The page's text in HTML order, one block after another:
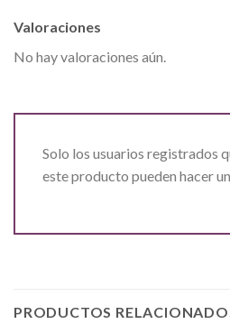
Valoraciones
No hay valoraciones aún.
Solo los usuarios registrados
este producto pueden hacer
PRODUCTOS